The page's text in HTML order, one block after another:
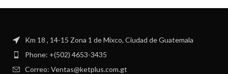
Km 18 , 14-15 Zona 1 de Mixco, Ciudad de Guatemala
Phone: +(502) 4653-3435
Correo: Ventas@ketplus.com.gt